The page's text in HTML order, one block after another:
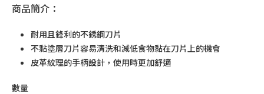
商品簡介：
耐用且鋒利的不銹鋼刀片
不黏塗層刀片容易清洗和減低食物黏在刀片上的機會
皮革紋理的手柄設計，使用時更加舒適
數量